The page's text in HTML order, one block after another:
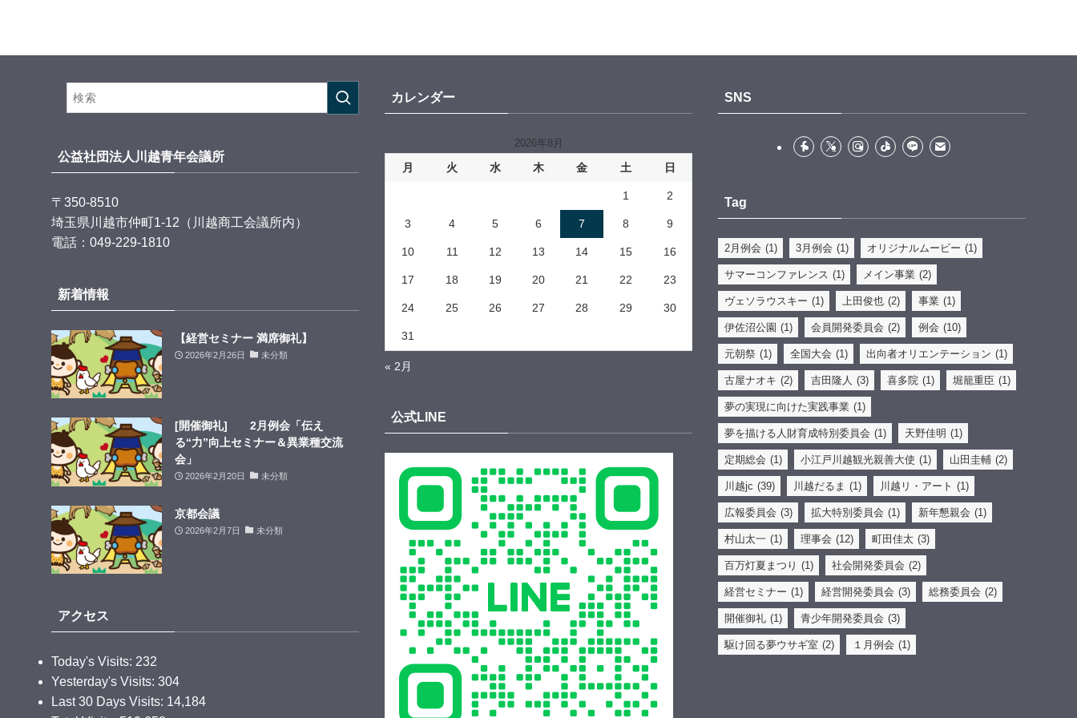
みんなが気持ちよく歩けるまち、また来たい
で守っていこう💪
#川越青年会議所 #川越jc #時の鐘マン
ロバ100 #相互フォロー
写真
View on Facebook · Share
時の鐘マン（公社）川越青年会議所
3 weeks ago
／
Relay for Legacy 第６弾🎊
＼
皆さん、こんばんは✨時の鐘マンだ🦸‍♂️
ご縁を繋ぐ事業【Relay for Legacy】
第６弾は『呉服 笠間』様に行ってきたぞ🫡
こちらは、明治43年創業の歴史ある素晴らし
い呉服店だったぞ🤝
中でも川越唐桟という木綿を使った織物の美
しさには、時の鐘マンも心奪われたな🥺✨
次回も楽しみにしてくれよな☝️
.
公益社団法人川越青年会議所
〒350-8510
埼玉県川越市仲町1-12（川越商工会議所内）
電話：049-229-1810
新着情報
【経営セミナー 満席御礼】
2026年2月26日 未分類
[開催御礼] 2月例会「伝え
る“力”向上セミナー＆異業種交流
会」
2026年2月20日 未分類
京都会議
2026年2月7日 未分類
アクセス
Today's Visits: 232
Yesterday's Visits: 304
Last 30 Days Visits: 14,184
カレンダー
2026年8月
月 火 水 木 金 土 日
1 2
3 4 5 6 7 8 9
10 11 12 13 14 15 16
17 18 19 20 21 22 23
24 25 26 27 28 29 30
31
« 2月
公式LINE
SNS
Tag
2月例会 (1) 3月例会 (1) オリジナルムービー (1)
サマーコンファレンス (1) メイン事業 (2)
ヴェソラウスキー (1) 上田俊也 (2) 事業 (1)
伊佐沼公園 (1) 会員開発委員会 (2) 例会 (10)
元朝祭 (1) 全国大会 (1) 出向者オリエンテーション (1)
古屋ナオキ (2) 吉田隆人 (3) 喜多院 (1) 堀籠重臣 (1)
夢の実現に向けた実践事業 (1)
夢を描ける人財育成特別委員会 (1) 天野佳明 (1)
定期総会 (1) 小江戸川越観光親善大使 (1) 山田圭輔 (2)
川越jc (39) 川越だるま (1) 川越リ・アート (1)
広報委員会 (3) 拡大特別委員会 (1) 新年懇親会 (1)
村山太一 (1) 理事会 (12) 町田佳太 (3)
百万灯夏まつり (1) 社会開発委員会 (2)
経営セミナー (1) 経営開発委員会 (3) 総務委員会 (2)
開催御礼 (1) 青少年開発委員会 (3)
駆け回る夢ウサギ室 (2) １月例会 (1)